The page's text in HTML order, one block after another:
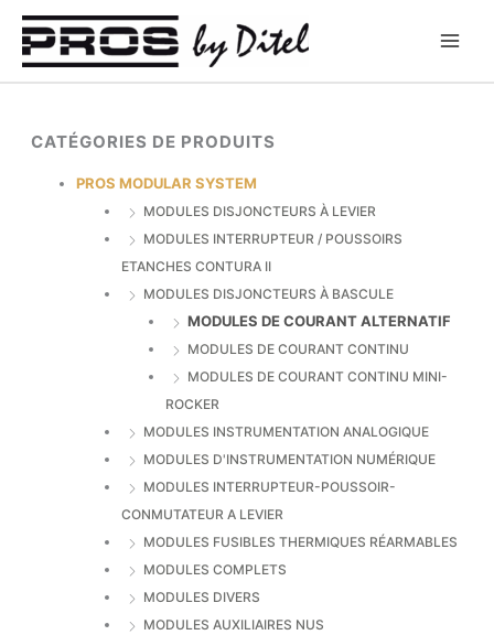
Aller
contenu
CATÉGORIES DE PRODUITS
PROS MODULAR SYSTEM
MODULES DISJONCTEURS À LEVIER
MODULES INTERRUPTEUR / POUSSOIRS
ETANCHES CONTURA II
MODULES DISJONCTEURS À BASCULE
MODULES DE COURANT ALTERNATIF
MODULES DE COURANT CONTINU
MODULES DE COURANT CONTINU MINI-
ROCKER
MODULES INSTRUMENTATION ANALOGIQUE
MODULES D'INSTRUMENTATION NUMÉRIQUE
MODULES INTERRUPTEUR-POUSSOIR-
CONMUTATEUR A LEVIER
MODULES FUSIBLES THERMIQUES RÉARMABLES
MODULES COMPLETS
MODULES DIVERS
MODULES AUXILIAIRES NUS